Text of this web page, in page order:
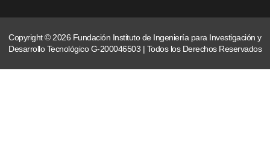
Copyright © 2026 Fundación Instituto de Ingeniería para Investigación y
Desarrollo Tecnológico G-200046503 | Todos los Derechos Reservados